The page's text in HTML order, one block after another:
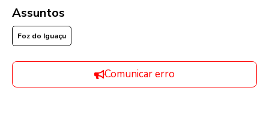
Assuntos
Foz do Iguaçu
Comunicar erro